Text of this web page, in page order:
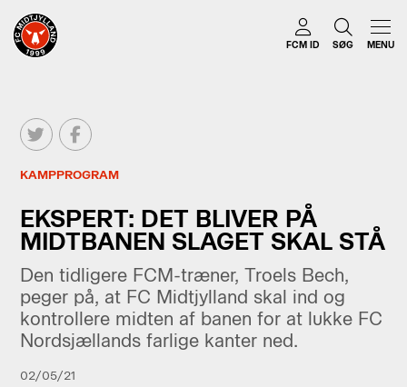
FCM ID SØG MENU
KAMPPROGRAM
EKSPERT: DET BLIVER PÅ
MIDTBANEN SLAGET SKAL STÅ
Den tidligere FCM-træner, Troels Bech,
peger på, at FC Midtjylland skal ind og
kontrollere midten af banen for at lukke FC
Nordsjællands farlige kanter ned.
02/05/21